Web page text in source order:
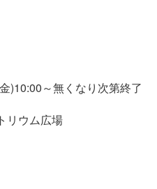
)10:00～無くなり次第終了
リウム広場